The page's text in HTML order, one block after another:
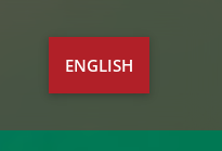
ENGLISH